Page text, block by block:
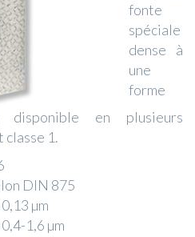
fonte
spéciale
dense à
une
forme
en plusieurs
classe 1.
DIN 875
µm
1,6 µm